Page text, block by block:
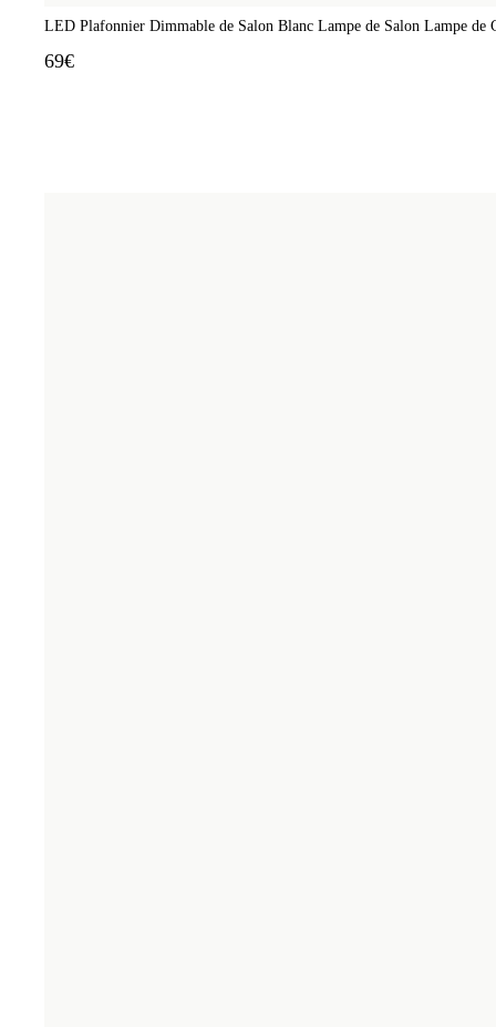
LED Plafonnier Dimmable de Salon Blanc Lampe de Salon Lampe de
69€